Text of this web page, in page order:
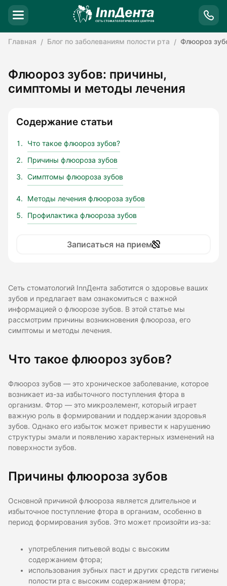
Главная Блог по заболеваниям полости рта Флюороз
Флюороз зубов: причины,
симптомы и методы лечения
Содержание статьи
Что такое флюороз зубов?
Причины флюороза зубов
Симптомы флюороза зубов
Методы лечения флюороза зубов
Профилактика флюороза зубов
Записаться на прием
Сеть стоматологий InnДента заботится о здоровье ваших
зубов и предлагает вам ознакомиться с важной
информацией о флюорозе зубов. В этой статье мы
рассмотрим причины возникновения флюороза, его
симптомы и методы лечения.
Что такое флюороз зубов?
Флюороз зубов — это хроническое заболевание, которое
возникает из-за избыточного поступления фтора в
организм. Фтор — это микроэлемент, который играет
важную роль в формировании и поддержании здоровья
зубов. Однако его избыток может привести к нарушению
структуры эмали и появлению характерных изменений на
поверхности зубов.
Причины флюороза зубов
Основной причиной флюороза является длительное и
избыточное поступление фтора в организм, особенно в
период формирования зубов. Это может произойти из-за:
употребления питьевой воды с высоким
содержанием фтора;
использования зубных паст и других средств гигиены
полости рта с высоким содержанием фтора;